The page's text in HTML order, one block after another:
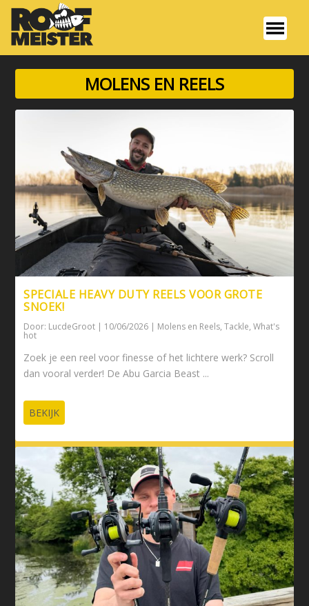
MOLENS EN REELS
SPECIALE HEAVY DUTY REELS VOOR GROTE
SNOEK!
Door: LucdeGroot | 10/06/2026 | Molens en Reels,Tackle,What's
hot
Zoek je een reel voor finesse of het lichtere werk? Scroll
dan vooral verder! De Abu Garcia Beast ...
BEKIJK